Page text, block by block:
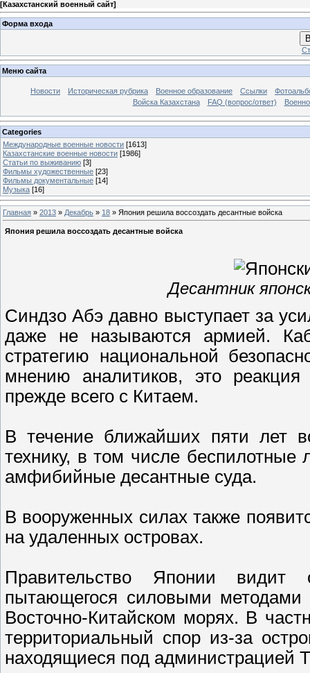
[Казахстанский военный сайт]
Форма входа
Меню сайта
Новости Историческая рубрика Военное образование Ссылки
Войска Казахстана
FAQ (вопрос/ответ)
Categories
Международные военные новости [1613]
Казахстанские военные новости [1986]
Статьи по выживанию [3]
Фильмы художественные [23]
Фильмы документальные [14]
Музыка [16]
Главная » 2013 » Декабрь » 18 » Япония решила воссоздать десантные войска
Япония решила воссоздать десантные войска
Десантник
Синдзо Абэ давно выступает за
даже не называются армией.
стратегию национальной
мнению аналитиков, это
прежде всего с Китаем.
В течение ближайших пяти лет
технику, в том числе
амфибийные десантные суда.
В вооруженных силах также
на удаленных островах.
Правительство Японии видит
пытающегося силовыми методами
Восточно-Китайском морях. В
территориальный спор из-за
находящиеся под администрацией